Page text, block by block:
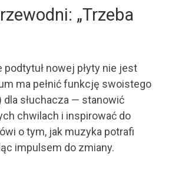
„Trzeba
podtytuł nowej płyty nie jest
ma pełnić funkcję swoistego
dla słuchacza — stanowić
chwilach i inspirować do
o tym, jak muzyka potrafi
impulsem do zmiany.